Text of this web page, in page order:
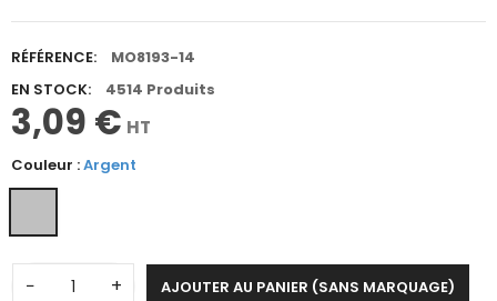
RÉFÉRENCE:
MO8193-14
EN STOCK:
4514 Produits
3,09 € HT
Couleur :Argent
− + AJOUTER AU PANIER (SANS MARQUAGE)